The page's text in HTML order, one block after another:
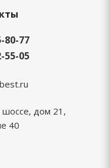
80-77
55-05
шоссе, дом 21,
40